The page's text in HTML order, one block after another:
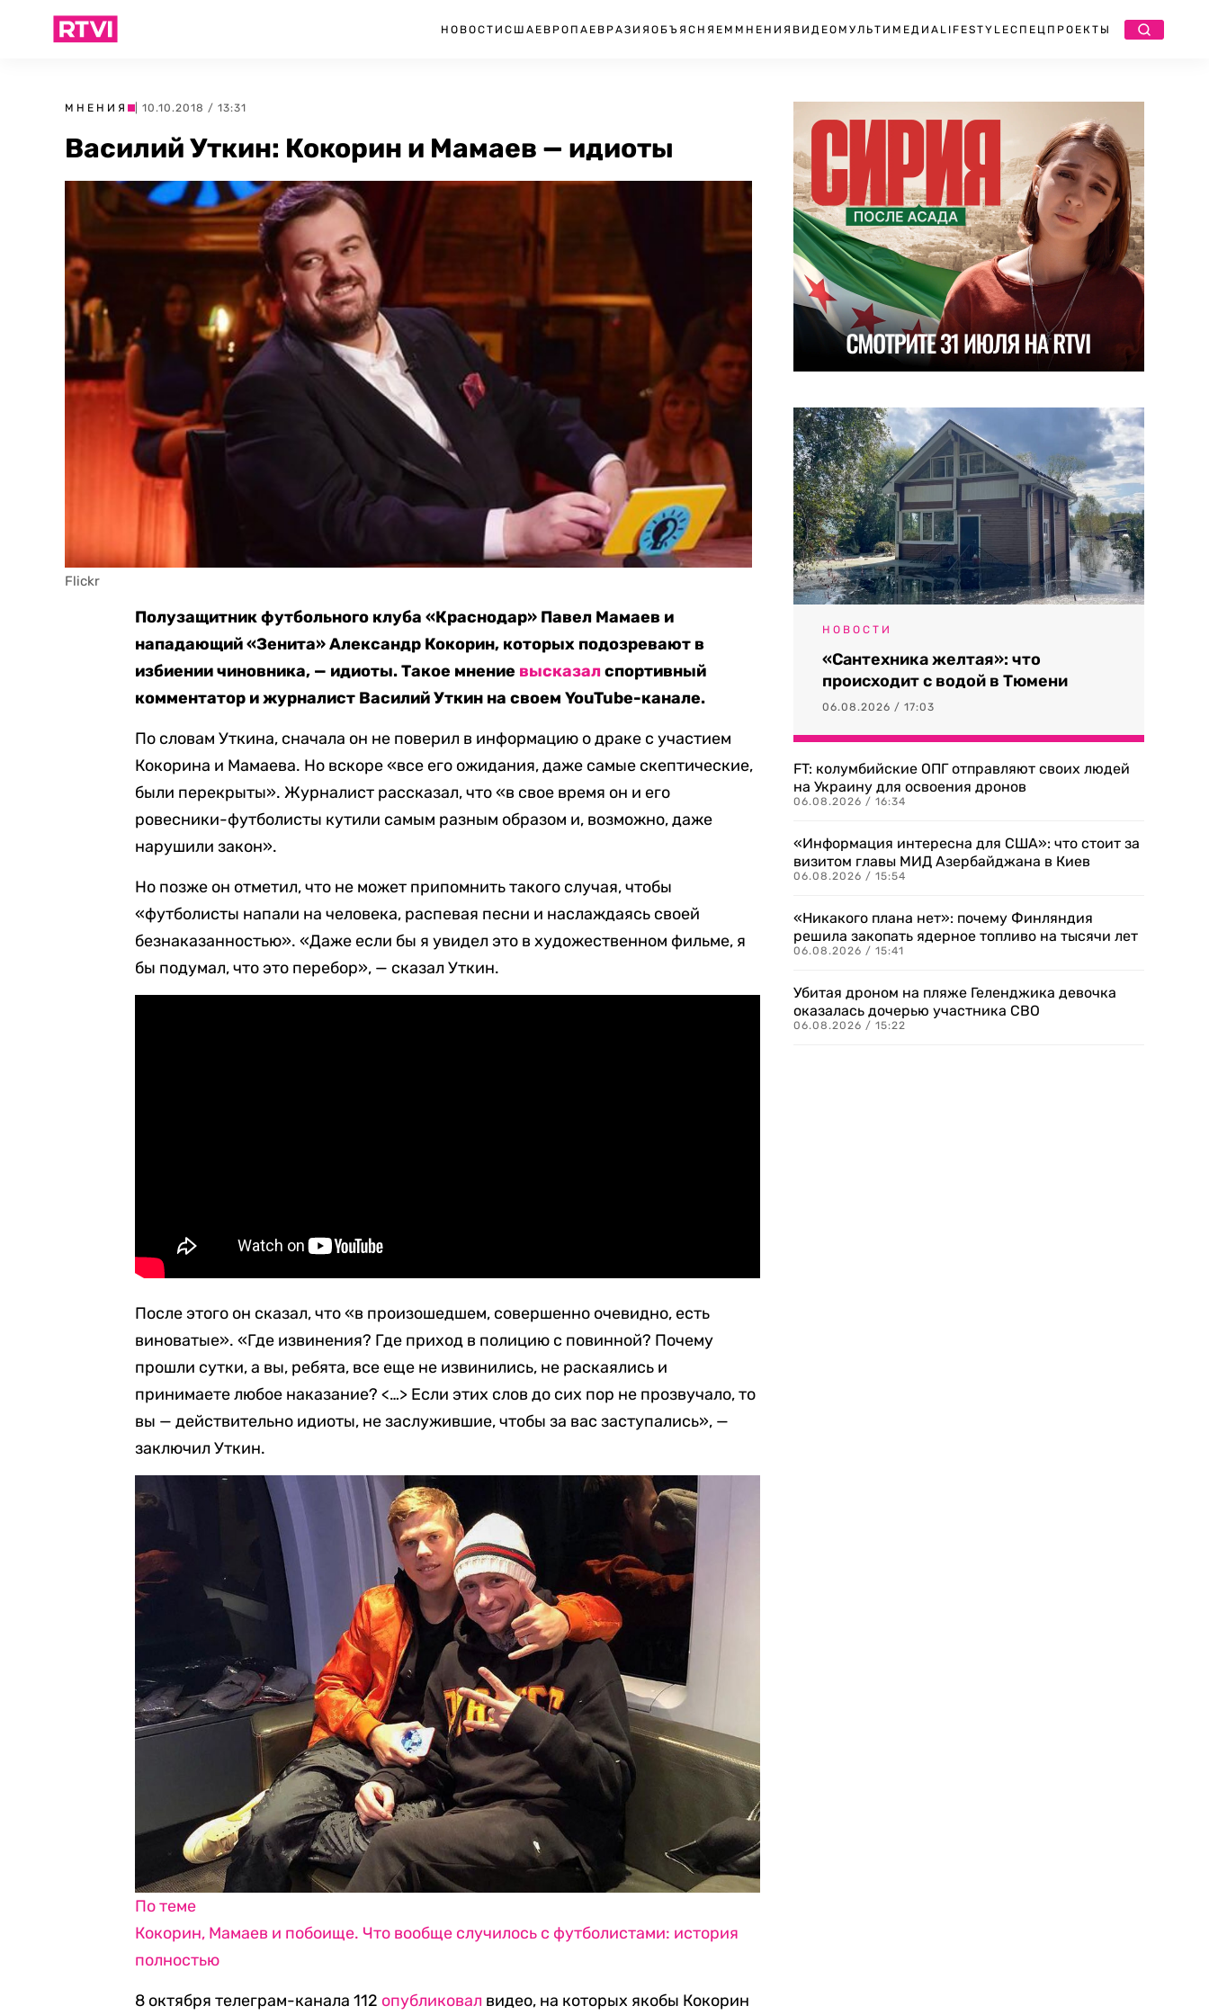
НОВОСТИ США ЕВРОПА ЕВРАЗИЯ ОБЪЯСНЯЕМ МНЕНИЯ ВИДЕО МУЛЬТИМЕДИА LIFESTYLEСПЕЦПРОЕКТЫ
МНЕНИЯ | 10.10.2018 / 13:31
Василий Уткин: Кокорин и Мамаев — идиоты
Flickr
Полузащитник футбольного клуба «Краснодар» Павел Мамаев и
нападающий «Зенита» Александр Кокорин, которых подозревают в
избиении чиновника, — идиоты. Такое мнение высказалспортивный
комментатор и журналист Василий Уткин на своем YouTube-канале.
По словам Уткина, сначала он не поверил в информацию о драке с участием
Кокорина и Мамаева. Но вскоре «все его ожидания, даже самые скептические,
были перекрыты». Журналист рассказал, что «в свое время он и его
ровесники-футболисты кутили самым разным образом и, возможно, даже
нарушили закон».
Но позже он отметил, что не может припомнить такого случая, чтобы
«футболисты напали на человека, распевая песни и наслаждаясь своей
безнаказанностью». «Даже если бы я увидел это в художественном фильме, я
бы подумал, что это перебор», — сказал Уткин.
После этого он сказал, что «в произошедшем, совершенно очевидно, есть
виноватые». «Где извинения? Где приход в полицию с повинной? Почему
прошли сутки, а вы, ребята, все еще не извинились, не раскаялись и
принимаете любое наказание? <…> Если этих слов до сих пор не прозвучало, то
вы — действительно идиоты, не заслужившие, чтобы за вас заступались», —
заключил Уткин.
По теме
Кокорин, Мамаев и побоище. Что вообще случилось с футболистами: история
полностью
8 октября телеграм-канала 112 опубликовал видео, на которых якобы Кокорин
НОВОСТИ
«Сантехника желтая»: что
происходит с водой в Тюмени
06.08.2026 / 17:03
FT: колумбийские ОПГ отправляют своих людей
на Украину для освоения дронов
06.08.2026 / 16:34
«Информация интересна для США»: что стоит за
визитом главы МИД Азербайджана в Киев
06.08.2026 / 15:54
«Никакого плана нет»: почему Финляндия
решила закопать ядерное топливо на тысячи лет
06.08.2026 / 15:41
Убитая дроном на пляже Геленджика девочка
оказалась дочерью участника СВО
06.08.2026 / 15:22